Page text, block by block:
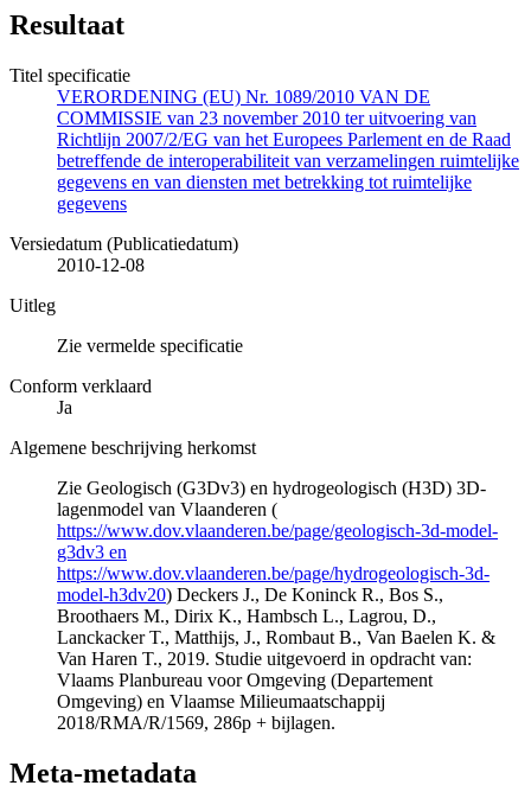
Resultaat
Titel specificatie
VERORDENING (EU) Nr. 1089/2010 VAN DE
COMMISSIE van 23 november 2010 ter uitvoering van
Richtlijn 2007/2/EG van het Europees Parlement en de Raad
betreffende de interoperabiliteit van verzamelingen ruimtelijke
gegevens en van diensten met betrekking tot ruimtelijke
gegevens
Versiedatum (Publicatiedatum)
2010-12-08
Uitleg
Zie vermelde specificatie
Conform verklaard
Ja
Algemene beschrijving herkomst
Zie Geologisch (G3Dv3) en hydrogeologisch (H3D) 3D-
lagenmodel van Vlaanderen (
https://www.dov.vlaanderen.be/page/geologisch-3d-model-
g3dv3 en
https://www.dov.vlaanderen.be/page/hydrogeologisch-3d-
model-h3dv20) Deckers J., De Koninck R., Bos S.,
Broothaers M., Dirix K., Hambsch L., Lagrou, D.,
Lanckacker T., Matthijs, J., Rombaut B., Van Baelen K. &
Van Haren T., 2019. Studie uitgevoerd in opdracht van:
Vlaams Planbureau voor Omgeving (Departement
Omgeving) en Vlaamse Milieumaatschappij
2018/RMA/R/1569, 286p + bijlagen.
Meta-metadata